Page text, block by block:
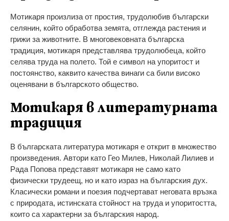
Мотикаря произлиза от простия, трудолюбив български
селянин, който обработва земята, отглежда растения и
грижи за животните. В многовековната българска
традиция, мотикаря представлява трудолюбеца, който
селява труда на полето. Той е символ на упоритост и
постоянство, каквито качества винаги са били високо
оценявани в българското общество.
Мотикаря в литературната
традиция
В българската литература мотикаря е открит в множество
произведения. Автори като Гео Милев, Николай Лилиев и
Рада Попова представят мотикаря не само като
физически трудеещ, но и като израз на българския дух.
Класически романи и поезия подчертават неговата връзка
с природата, истинската стойност на труда и упоритостта,
които са характерни за българския народ.